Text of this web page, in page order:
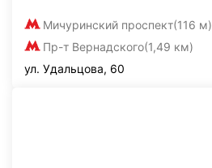
Мичуринский проспект(116 м)
Пр-т Вернадского(1,49 км)
ул. Удальцова, 60